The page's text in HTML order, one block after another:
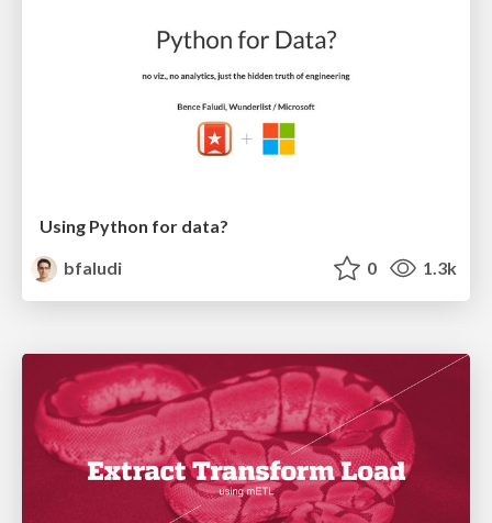
Using Python for data?
bfaludi
0 1.3k